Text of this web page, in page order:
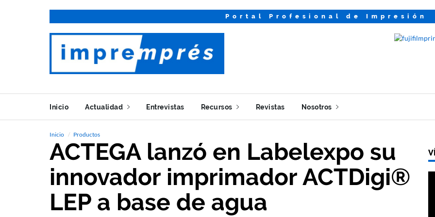
Portal Profesional de Impresión
Inicio Actualidad Entrevistas Recursos Revistas Nosotros
Inicio Productos
ACTEGA lanzó en Labelexpo su
innovador imprimador ACTDigi®
LEP a base de agua